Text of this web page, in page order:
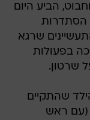
הביע היום
הסתדרות
שרגא
בפעולות
שרטון.
שהתקיים
(עם ראש